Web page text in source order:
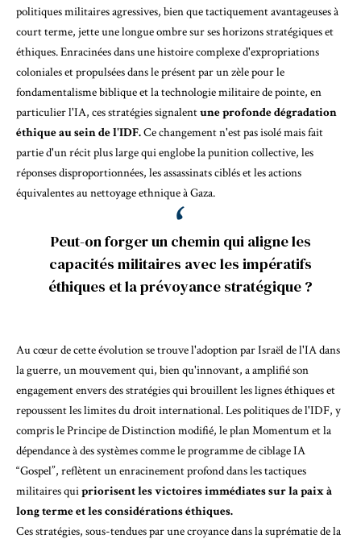
politiques militaires agressives, bien que tactiquement avantageuses à
court terme, jette une longue ombre sur ses horizons stratégiques et
éthiques. Enracinées dans une histoire complexe d'expropriations
coloniales et propulsées dans le présent par un zèle pour le
fondamentalisme biblique et la technologie militaire de pointe, en
particulier l'IA, ces stratégies signalentune profonde dégradation
éthique au sein de l'IDF.Ce changement n'est pas isolé mais fait
partie d'un récit plus large qui englobe la punition collective, les
réponses disproportionnées, les assassinats ciblés et les actions
équivalentes au nettoyage ethnique à Gaza.
Peut-on forger un chemin qui aligne les
capacités militaires avec les impératifs
éthiques et la prévoyance stratégique ?
Au cœur de cette évolution se trouve l'adoption par Israël de l'IA dans
la guerre, un mouvement qui, bien qu'innovant, a amplifié son
engagement envers des stratégies qui brouillent les lignes éthiques et
repoussent les limites du droit international. Les politiques de l'IDF, y
compris le Principe de Distinction modifié, le plan Momentum et la
dépendance à des systèmes comme le programme de ciblage IA
“Gospel”, reflètent un enracinement profond dans les tactiques
militaires quipriorisent les victoires immédiates sur la paix à
long terme et les considérations éthiques.
Ces stratégies, sous-tendues par une croyance dans la suprématie de la